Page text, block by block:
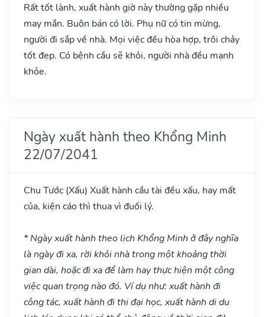
Rất tốt lành, xuất hành giờ này thường gặp nhiều
may mắn. Buôn bán có lời. Phụ nữ có tin mừng,
người đi sắp về nhà. Mọi việc đều hòa hợp, trôi chảy
tốt đẹp. Có bệnh cầu sẽ khỏi, người nhà đều mạnh
khỏe.
Ngày xuất hành theo Khổng Minh
22/07/2041
Chu Tước (Xấu) Xuất hành cầu tài đều xấu, hay mất
của, kiện cáo thì thua vì đuối lý.
* Ngày xuất hành theo lịch Khổng Minh ở đây nghĩa
là ngày đi xa, rời khỏi nhà trong một khoảng thời
gian dài, hoặc đi xa để làm hay thực hiện một công
việc quan trọng nào đó. Ví dụ như: xuất hành đi
công tác, xuất hành đi thi đại học, xuất hành di du